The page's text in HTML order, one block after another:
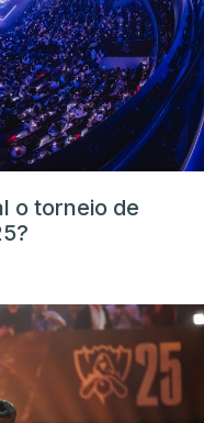
o torneio de